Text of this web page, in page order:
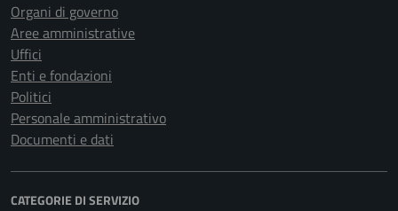
Organi di governo
Aree amministrative
Uffici
Enti e fondazioni
Politici
Personale amministrativo
Documenti e dati
CATEGORIE DI SERVIZIO